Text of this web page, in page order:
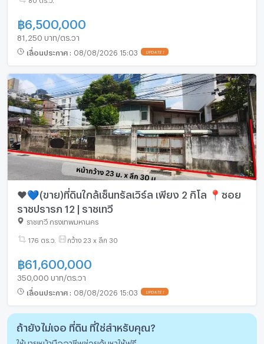
฿6,500,000
81,250 บาท/ตร.วา
เลื่อนประกาศ : 08/08/2026 15:03 UPDATE !
❤️💙(ขาย)ที่ดินใกล้เซ็นทรัลเวิร์ล เพียง 2 กิโล 📍ซอย
ราชปรารภ 12 | ราชเทวี
ราชเทวี กรุงเทพมหานคร
176 ตร.ว. กว้าง 23 x ลึก 30
฿61,600,000
350,000 บาท/ตร.วา
เลื่อนประกาศ : 08/08/2026 15:03 UPDATE !
ถ้ายังไม่เจอ ที่ดิน ที่ใช่สำหรับคุณ?
ให้นายหน้ามืออาชีพช่วยค้นหาให้ฟรี